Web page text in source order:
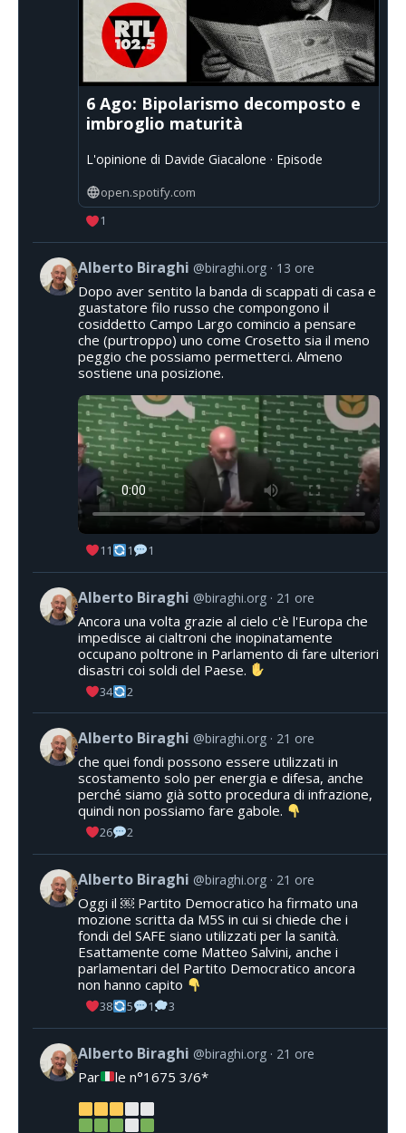
6 Ago: Bipolarismo decomposto e
imbroglio maturità
L'opinione di Davide Giacalone · Episode
open.spotify.com
1
Alberto Biraghi @biraghi.org 13 ore
Dopo aver sentito la banda di scappati di casa e
guastatore filo russo che compongono il
cosiddetto Campo Largo comincio a pensare
che (purtroppo) uno come Crosetto sia il meno
peggio che possiamo permetterci. Almeno
sostiene una posizione.
11 1 1
Alberto Biraghi @biraghi.org 21 ore
Ancora una volta grazie al cielo c'è l'Europa che
impedisce ai cialtroni che inopinatamente
occupano poltrone in Parlamento di fare ulteriori
disastri coi soldi del Paese.
34 2
Alberto Biraghi @biraghi.org 21 ore
che quei fondi possono essere utilizzati in
scostamento solo per energia e difesa, anche
perché siamo già sotto procedura di infrazione,
quindi non possiamo fare gabole.
26 2
Alberto Biraghi @biraghi.org 21 ore
Oggi il ￼ Partito Democratico ha firmato una
mozione scritta da M5S in cui si chiede che i
fondi del SAFE siano utilizzati per la sanità.
Esattamente come Matteo Salvini, anche i
parlamentari del Partito Democratico ancora
non hanno capito
38 5 1 3
Alberto Biraghi @biraghi.org 21 ore
Par le n°1675 3/6*